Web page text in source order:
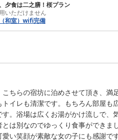
夕食は二之膳！桜プラン
いただけません
和室）wifi完備
ちらの宿坊に泊めさせて頂き、満
イレも清潔です。もちろん部屋も
。浴場は広くお湯がかけ流しで、
は別なのでゆっくり食事ができまし
い笑顔が素敵な女の子にも感謝です